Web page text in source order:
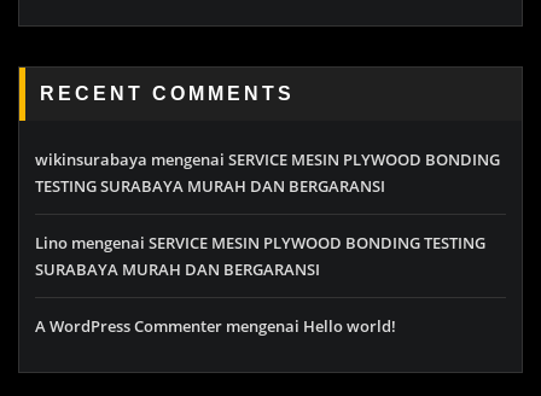
RECENT COMMENTS
wikinsurabaya mengenai SERVICE MESIN PLYWOOD BONDING
TESTING SURABAYA MURAH DAN BERGARANSI
Lino mengenai SERVICE MESIN PLYWOOD BONDING TESTING
SURABAYA MURAH DAN BERGARANSI
A WordPress Commenter mengenai Hello world!